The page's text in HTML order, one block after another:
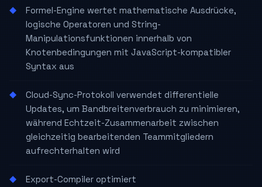
Formel-Engine wertet mathematische Ausdrücke,
logische Operatoren und String-
Manipulationsfunktionen innerhalb von
Knotenbedingungen mit JavaScript-kompatibler
Syntax aus
Cloud-Sync-Protokoll verwendet differentielle
Updates, um Bandbreitenverbrauch zu minimieren,
während Echtzeit-Zusammenarbeit zwischen
gleichzeitig bearbeitenden Teammitgliedern
aufrechterhalten wird
Export-Compiler optimiert